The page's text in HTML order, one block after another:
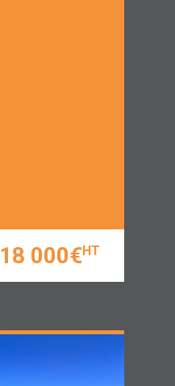
18 000€HT